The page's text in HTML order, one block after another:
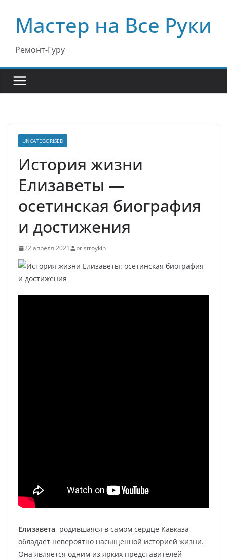
содержимому
Мастер на Все Руки
Ремонт-Гуру
UNCATEGORISED
История жизни
Елизаветы —
осетинская биография
и достижения
22 апреля 2021 pristroykin_
Елизавета, родившаяся в самом сердце Кавказа,
обладает невероятно насыщенной историей жизни.
Она является одним из ярких представителей